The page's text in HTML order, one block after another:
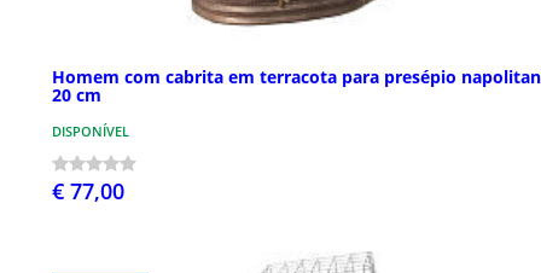
Homem com cabrita em terracota para presépio
20 cm
DISPONÍVEL
€ 77,00